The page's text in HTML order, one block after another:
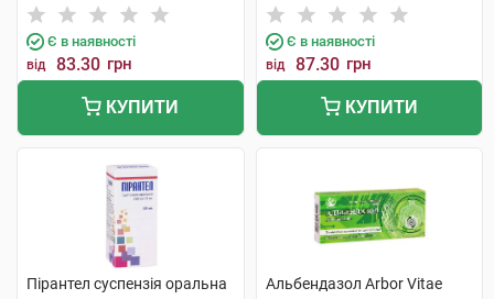
Є в наявності
від 83.30 грн
КУПИТИ
Сосьєдаде Текніка
Фармацеутика
Є в наявності
від 87.30 грн
КУПИТИ
Пірантел суспензія оральна
Альбендазол Arbor Vitae